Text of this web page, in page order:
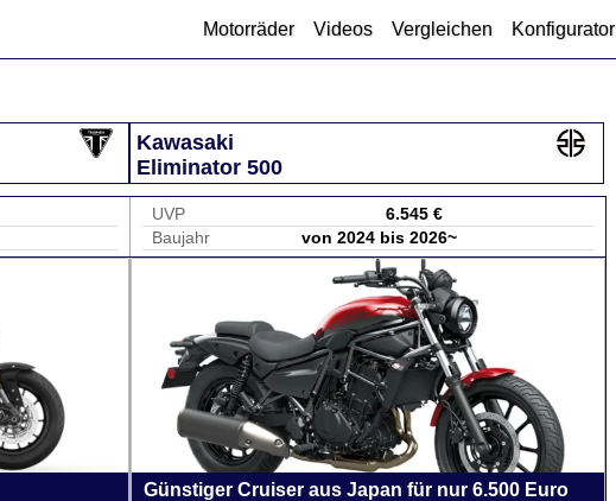
Motorräder Videos Vergleichen Konfigurator
Kawasaki
Eliminator 500
UVP
6.545 €
Baujahr
von 2024 bis 2026~
Günstiger Cruiser aus Japan für nur 6.500 Euro